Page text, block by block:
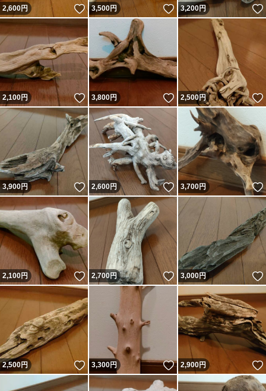
2,600円 いいね！
3,500円 いいね！
3,200円
2,100円 いいね！
3,800円 いいね！
2,500円
3,900円 いいね！
2,600円 いいね！
3,700円
2,100円 いいね！
2,700円 いいね！
3,000円
2,500円 いいね！
3,300円 いいね！
2,900円